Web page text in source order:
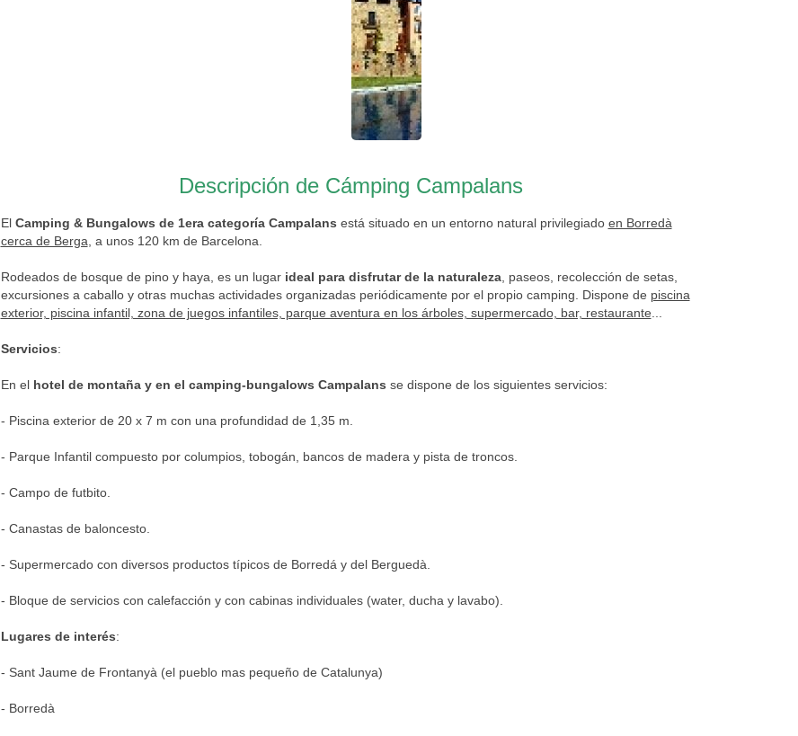
Descripción de Cámping Campalans
El Camping & Bungalows de 1era categoría Campalans está situado en un entorno natural privilegiado en Borredà
cerca de Berga , a unos 120 km de Barcelona.
Rodeados de bosque de pino y haya, es un lugar ideal para disfrutar de la naturaleza, paseos, recolección de setas,
excursiones a caballo y otras muchas actividades organizadas periódicamente por el propio camping. Dispone de piscina
exterior, piscina infantil, zona de juegos infantiles, parque aventura en los árboles, supermercado, bar, restaurante
Servicios:
En el hotel de montaña y en el camping-bungalows Campalans se dispone de los siguientes servicios:
- Piscina exterior de 20 x 7 m con una profundidad de 1,35 m.
- Parque Infantil compuesto por columpios, tobogán, bancos de madera y pista de troncos.
- Campo de futbito.
- Canastas de baloncesto.
- Supermercado con diversos productos típicos de Borredá y del Berguedà.
- Bloque de servicios con calefacción y con cabinas individuales (water, ducha y lavabo).
Lugares de interés:
- Sant Jaume de Frontanyà (el pueblo mas pequeño de Catalunya)
- Borredà